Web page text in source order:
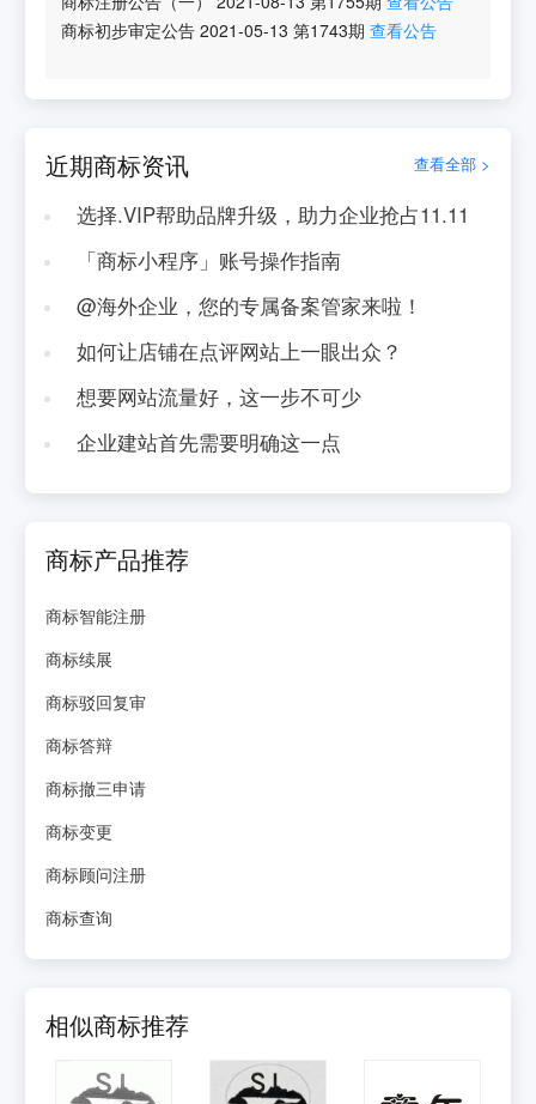
商标初步审定公告 2021-05-13 第1743期 查看公告
近期商标资讯 查看全部 >
选择.VIP帮助品牌升级，助力企业抢占11.11
「商标小程序」账号操作指南
@海外企业，您的专属备案管家来啦！
如何让店铺在点评网站上一眼出众？
想要网站流量好，这一步不可少
企业建站首先需要明确这一点
商标产品推荐
商标智能注册
商标续展
商标驳回复审
商标答辩
商标撤三申请
商标变更
商标顾问注册
商标查询
相似商标推荐